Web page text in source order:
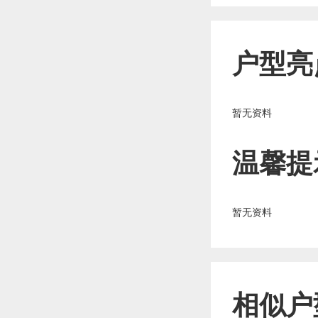
户型
暂无资料
温馨
暂无资料
相似户